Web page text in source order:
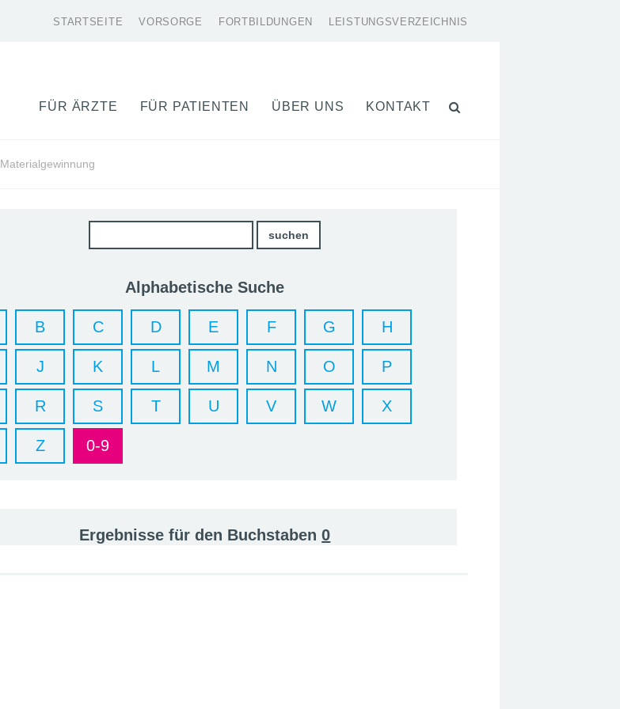
STARTSEITE VORSORGE FORTBILDUNGEN LEISTUNGSVERZEICHNIS
FÜR ÄRZTE FÜR PATIENTEN ÜBER UNS KONTAKT
Materialgewinnung
Alphabetische Suche
B C D E F G H
J K L M N O P
R S T U V W X
Z 0-9
Ergebnisse für den Buchstaben0